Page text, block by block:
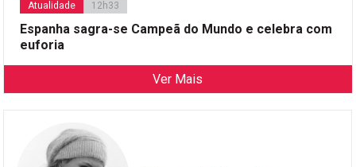
Atualidade 12h33
Espanha sagra-se Campeã do Mundo e celebra com
euforia
Ver Mais